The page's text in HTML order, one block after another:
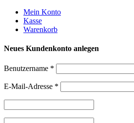
Weiter
zum
Inhalt
Mein Konto
Kasse
Warenkorb
Neues Kundenkonto anlegen
Benutzername *
E-Mail-Adresse *